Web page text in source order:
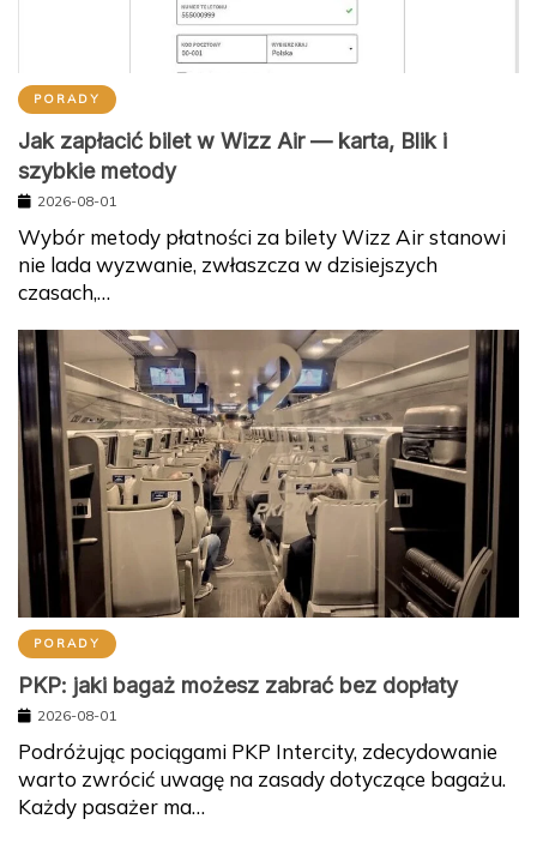
PORADY
Jak zapłacić bilet w Wizz Air — karta, Blik i
szybkie metody
2026-08-01
Wybór metody płatności za bilety Wizz Air stanowi
nie lada wyzwanie, zwłaszcza w dzisiejszych
czasach,…
PORADY
PKP: jaki bagaż możesz zabrać bez dopłaty
2026-08-01
Podróżując pociągami PKP Intercity, zdecydowanie
warto zwrócić uwagę na zasady dotyczące bagażu.
Każdy pasażer ma…